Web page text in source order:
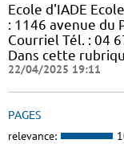
Ecole d'IADE
: 1146 avenue du
Courriel Tél. : 04
Dans cette
22/04/2025 19:11
PAGES
relevance: